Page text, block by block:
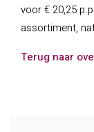
voor € 20,25
assortiment,
Terug naar